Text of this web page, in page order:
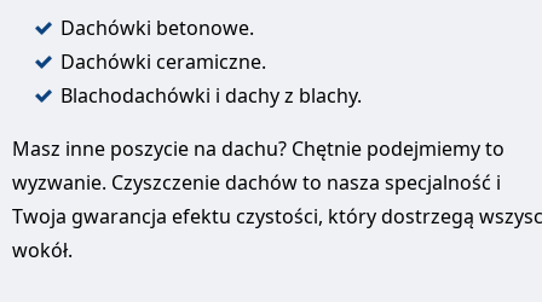
Dachówki betonowe.
Dachówki ceramiczne.
Blachodachówki i dachy z blachy.
Masz inne poszycie na dachu? Chętnie podejmiemy to
wyzwanie. Czyszczenie dachów to nasza specjalność i
Twoja gwarancja efektu czystości, który dostrzegą
wokół.